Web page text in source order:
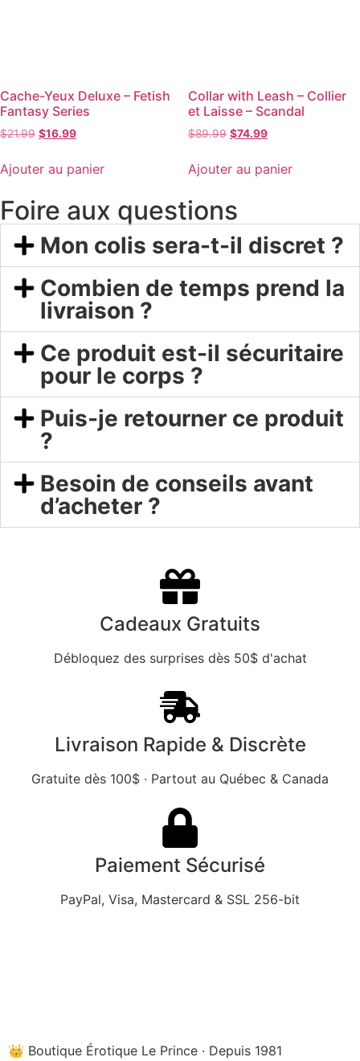
Cache-Yeux Deluxe – Fetish
Fantasy Series
$21.99 $16.99
Ajouter au panier
Collar with Leash – Collier
et Laisse – Scandal
$89.99 $74.99
Ajouter au panier
Foire aux questions
Mon colis sera-t-il discret ?
Combien de temps prend la
livraison ?
Ce produit est-il sécuritaire
pour le corps ?
Puis-je retourner ce produit
?
Besoin de conseils avant
d’acheter ?
Cadeaux Gratuits
Débloquez des surprises dès 50$ d'achat
Livraison Rapide & Discrète
Gratuite dès 100$ · Partout au Québec & Canada
Paiement Sécurisé
PayPal, Visa, Mastercard & SSL 256-bit
👑 Boutique Érotique Le Prince · Depuis 1981